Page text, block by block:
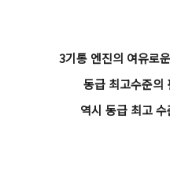
3기통 엔진의 여유로
동급 최고수준의
역시 동급 최고